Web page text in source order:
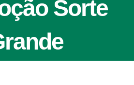
Sorte